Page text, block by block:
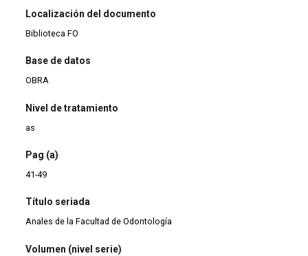
Localización del documento
Biblioteca FO
Base de datos
OBRA
Nivel de tratamiento
as
Pag (a)
41-49
Título seriada
Anales de la Facultad de Odontología
Volumen (nivel serie)